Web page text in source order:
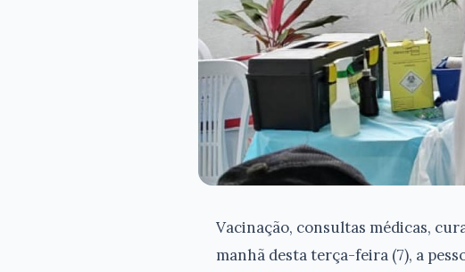
Vacinação, consultas médicas,
manhã desta terça-feira (7), a